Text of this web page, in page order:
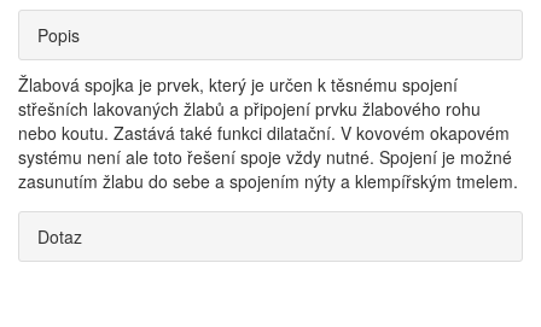
Popis
Žlabová spojka je prvek, který je určen k těsnému spojení
střešních lakovaných žlabů a připojení prvku žlabového rohu
nebo koutu. Zastává také funkci dilatační. V kovovém okapovém
systému není ale toto řešení spoje vždy nutné. Spojení je možné
zasunutím žlabu do sebe a spojením nýty a klempířským tmelem.
Dotaz